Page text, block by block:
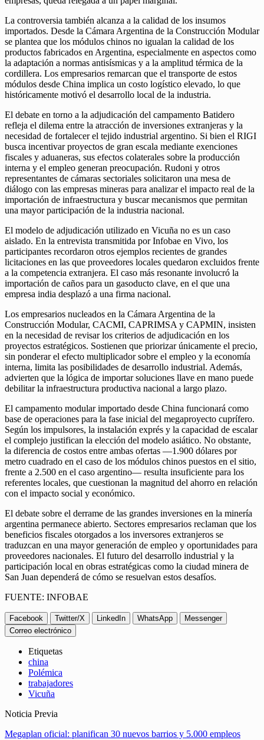
La controversia también alcanza a la calidad de los insumos
importados. Desde la Cámara Argentina de la Construcción Modular
se plantea que los módulos chinos no igualan la calidad de los
productos fabricados en Argentina, especialmente en aspectos como
la adaptación a normas antisísmicas y a la amplitud térmica de la
cordillera. Los empresarios remarcan que el transporte de estos
módulos desde China implica un costo logístico elevado, lo que
históricamente motivó el desarrollo local de la industria.
El debate en torno a la adjudicación del campamento Batidero
refleja el dilema entre la atracción de inversiones extranjeras y la
necesidad de fortalecer el tejido industrial argentino. Si bien el RIGI
busca incentivar proyectos de gran escala mediante exenciones
fiscales y aduaneras, sus efectos colaterales sobre la producción
interna y el empleo generan preocupación. Rudoni y otros
representantes de cámaras sectoriales solicitaron una mesa de
diálogo con las empresas mineras para analizar el impacto real de la
importación de infraestructura y buscar mecanismos que permitan
una mayor participación de la industria nacional.
El modelo de adjudicación utilizado en Vicuña no es un caso
aislado. En la entrevista transmitida por Infobae en Vivo, los
participantes recordaron otros ejemplos recientes de grandes
licitaciones en las que proveedores locales quedaron excluidos frente
a la competencia extranjera. El caso más resonante involucró la
importación de caños para un gasoducto clave, en el que una
empresa india desplazó a una firma nacional.
Los empresarios nucleados en la Cámara Argentina de la
Construcción Modular, CACMI, CAPRIMSA y CAPMIN, insisten
en la necesidad de revisar los criterios de adjudicación en los
proyectos estratégicos. Sostienen que priorizar únicamente el precio,
sin ponderar el efecto multiplicador sobre el empleo y la economía
interna, limita las posibilidades de desarrollo industrial. Además,
advierten que la lógica de importar soluciones llave en mano puede
debilitar la infraestructura productiva nacional a largo plazo.
El campamento modular importado desde China funcionará como
base de operaciones para la fase inicial del megaproyecto cuprífero.
Según los impulsores, la instalación exprés y la capacidad de escalar
el complejo justifican la elección del modelo asiático. No obstante,
la diferencia de costos entre ambas ofertas —1.900 dólares por
metro cuadrado en el caso de los módulos chinos puestos en el sitio,
frente a 2.500 en el caso argentino— resulta insuficiente para los
referentes locales, que cuestionan la magnitud del ahorro en relación
con el impacto social y económico.
El debate sobre el derrame de las grandes inversiones en la minería
argentina permanece abierto. Sectores empresarios reclaman que los
beneficios fiscales otorgados a los inversores extranjeros se
traduzcan en una mayor generación de empleo y oportunidades para
proveedores nacionales. El futuro del desarrollo industrial y la
participación local en obras estratégicas como la ciudad minera de
San Juan dependerá de cómo se resuelvan estos desafíos.
FUENTE: INFOBAE
Facebook Twitter/X LinkedIn WhatsApp
Messenger
Correo electrónico
Etiquetas
china
Polémica
trabajadores
Vicuña
Noticia Previa
Megaplan oficial: planifican 30 nuevos barrios y 5.000 empleos